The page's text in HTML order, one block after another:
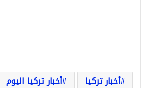
أخبار تركيا
أخبار تركيا اليوم